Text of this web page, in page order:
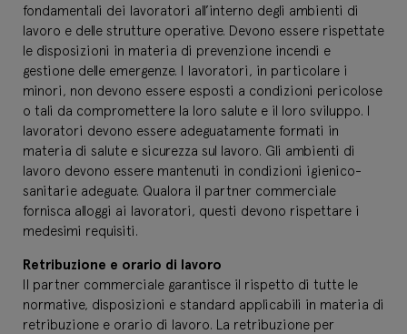
fondamentali dei lavoratori all’interno degli ambienti di
lavoro e delle strutture operative. Devono essere rispettate
le disposizioni in materia di prevenzione incendi e
gestione delle emergenze. I lavoratori, in particolare i
minori, non devono essere esposti a condizioni pericolose
o tali da compromettere la loro salute e il loro sviluppo. I
lavoratori devono essere adeguatamente formati in
materia di salute e sicurezza sul lavoro. Gli ambienti di
lavoro devono essere mantenuti in condizioni igienico-
sanitarie adeguate. Qualora il partner commerciale
fornisca alloggi ai lavoratori, questi devono rispettare i
medesimi requisiti.
Retribuzione e orario di lavoro
Il partner commerciale garantisce il rispetto di tutte le
normative, disposizioni e standard applicabili in materia di
retribuzione e orario di lavoro. La retribuzione per